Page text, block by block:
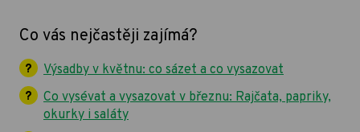
Co vás nejčastěji zajímá?
Výsadby v květnu: co sázet a co vysazovat
Co vysévat a vysazovat v březnu: Rajčata, papriky,
okurky i saláty